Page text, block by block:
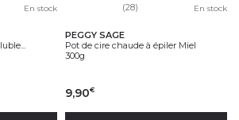
En stock (28) En stock
PEGGY SAGE
Pot de cire chaude à épiler Miel
300g
9,90€